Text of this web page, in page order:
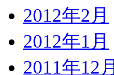
2012年2月
2012年1月
2011年12月